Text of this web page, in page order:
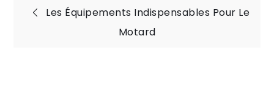
Navigation
Les Équipements Indispensables Pour Le
Motard